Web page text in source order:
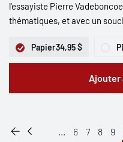
l'essayiste Pierre
thématiques, et avec un
Papier34,95 $
Ajouter
... 6 7 8 9